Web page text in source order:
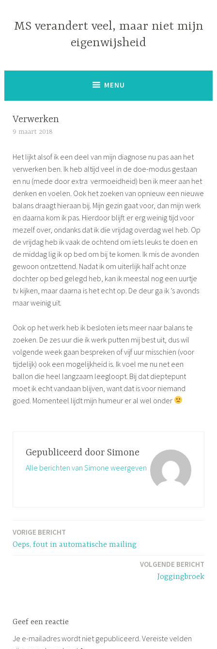
inhoud
MS verandert veel, maar niet mijn
eigenwijsheid
MENU
Verwerken
9 maart 2018
m
o
n
e
Het lijkt alsof ik een deel van mijn diagnose nu pas aan het
verwerken ben. Ik heb altijd veel in de doe-modus gestaan
en nu (mede door extra vermoeidheid) ben ik meer aan het
denken en voelen. Ook het zoeken van opnieuw een nieuwe
balans draagt hieraan bij. Mijn gezin gaat voor, dan mijn werk
en daarna kom ik pas. Hierdoor blijft er erg weinig tijd voor
mezelf over, ondanks dat ik die vrijdag overdag wel heb. Op
de vrijdag heb ik vaak de ochtend om iets leuks te doen en
de middag lig ik op bed om bij te komen. Ik mis de avonden
gewoon ontzettend. Nadat ik om uiterlijk half acht onze
dochter op bed gelegd heb, kan ik meestal nog een uurtje
tv kijken, maar daarna is het echt op. De deur ga ik ’s avonds
maar weinig uit.
Ook op het werk heb ik besloten iets meer naar balans te
zoeken. De zes uur die ik werk putten mij best uit, dus wil
volgende week gaan bespreken of vijf uur misschien (voor
tijdelijk) ook een mogelijkheid is. Ik voel me nu net een
ballon die heel langzaam leegloopt. Bij dat dieptepunt
moet ik echt vandaan blijven, want dat is voor niemand
goed. Momenteel lijdt mijn humeur er al wel onder
Gepubliceerd door Simone
Alle berichten van Simone weergeven
Bericht
navigatie
VORIGE BERICHT
Oeps, fout in automatische mailing
VOLGENDE BERICHT
Joggingbroek
Geef een reactie
Je e-mailadres wordt niet gepubliceerd. Vereiste velden